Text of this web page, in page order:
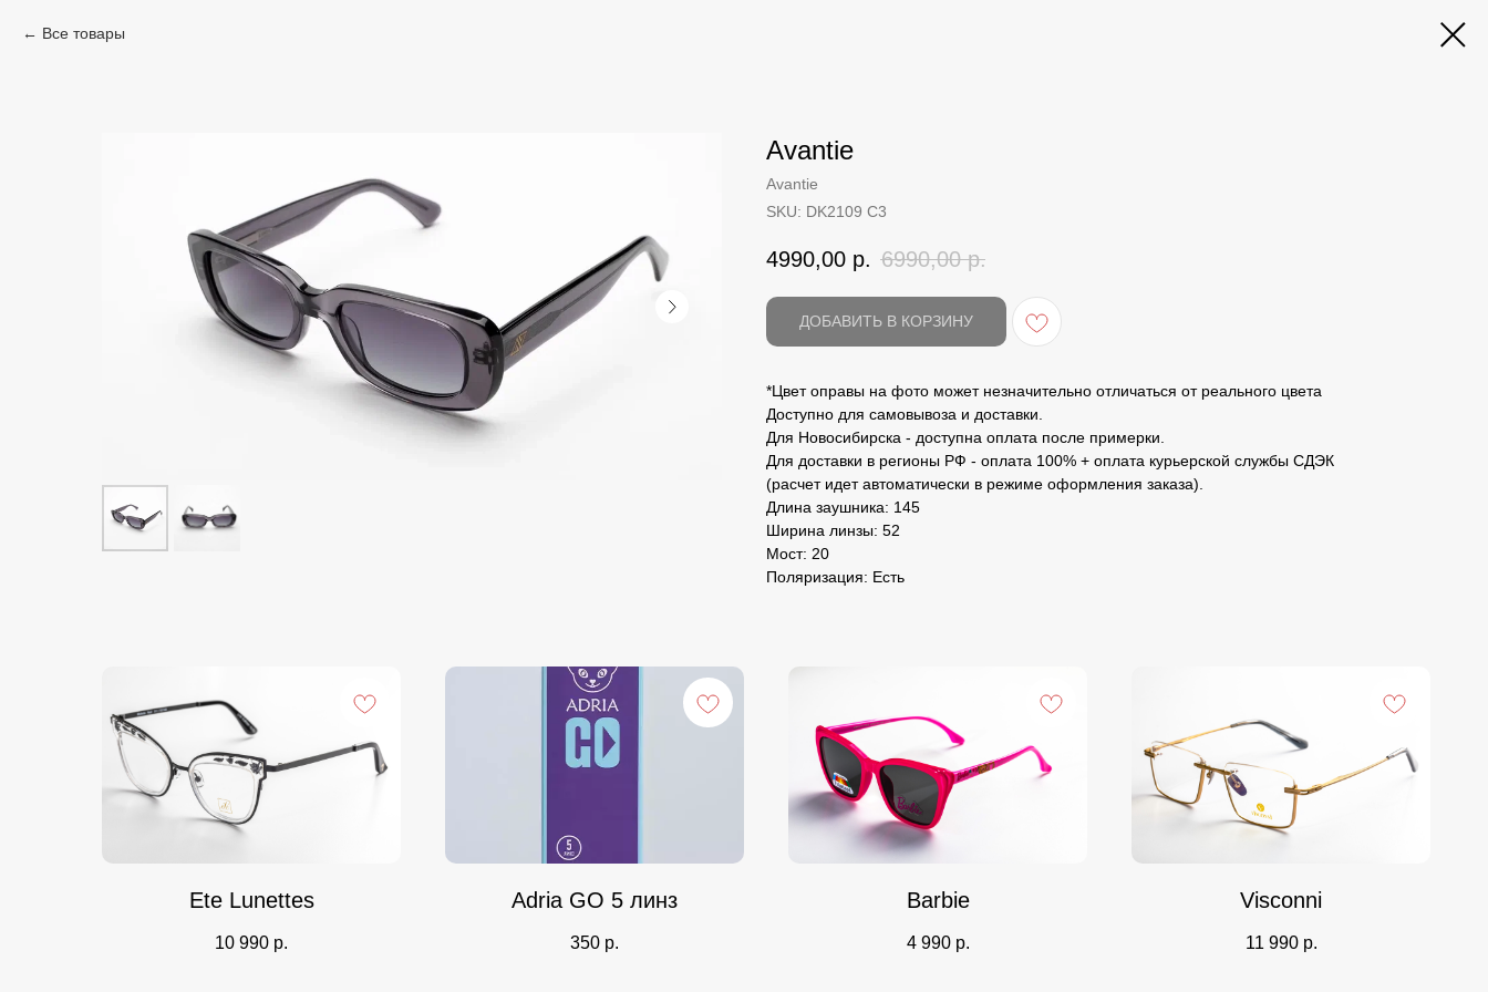
Все товары
Avantie
Avantie
SKU: DK2109 C3
4990,00 р. 6990,00 р.
ДОБАВИТЬ В КОРЗИНУ
*Цвет оправы на фото может незначительно отличаться от реального цвета
Доступно для самовывоза и доставки.
Для Новосибирска - доступна оплата после примерки.
Для доставки в регионы РФ - оплата 100% + оплата курьерской службы СДЭК
(расчет идет автоматически в режиме оформления заказа).
Длина заушника: 145
Ширина линзы: 52
Мост: 20
Поляризация: Есть
Ete Lunettes
10 990 р.
Adria GO 5 линз
350 р.
Barbie
4 990 р.
Visconni
11 990 р.